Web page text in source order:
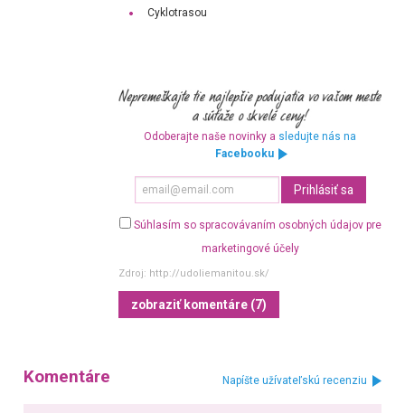
Cyklotrasou
Odoberajte naše novinky a sledujte nás na
Facebooku
Súhlasím so spracovávaním osobných údajov pre
marketingové účely
Zdroj: http://udoliemanitou.sk/
zobraziť komentáre (7)
Komentáre Napíšte užívateľskú recenziu